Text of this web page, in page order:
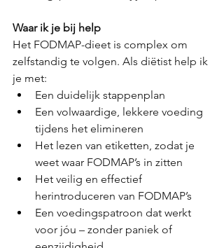
Waar ik je bij help
Het FODMAP-dieet is complex om
zelfstandig te volgen. Als diëtist help ik
je met:
Een duidelijk stappenplan
Een volwaardige, lekkere voeding
tijdens het elimineren
Het lezen van etiketten, zodat je
weet waar FODMAP’s in zitten
Het veilig en effectief
herintroduceren van FODMAP’s
Een voedingspatroon dat werkt
voor jóu – zonder paniek of